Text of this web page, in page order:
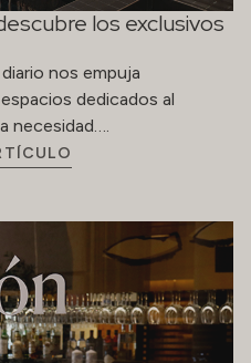
los exclusivos
nos empuja
dedicados al
necesidad….